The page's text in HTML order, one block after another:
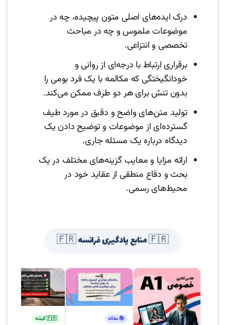
درک ایده‌های اصلی متون پیچیده، چه در
موضوعات ملموس و چه در مباحث
تخصصی و انتزاعی.
برقراری ارتباط با درجه‌ای از روانی و
خودانگیختگی که مکالمه با یک فرد بومی را
بدون تنش برای هر دو طرف ممکن می‌کند.
تولید متن‌های واضح و دقیق در مورد طیف
گسترده‌ای از موضوعات و توضیح دادن یک
دیدگاه درباره یک مسئله جاری.
ارائه مزایا و معایب گزینه‌های مختلف در یک
بحث و دفاع منطقی از عقاید خود در
محیط‌های رسمی.
🇫🇷 منابع یادگیری فرانسه 🇫🇷
📚 مقاله 🇫🇷 گیشه